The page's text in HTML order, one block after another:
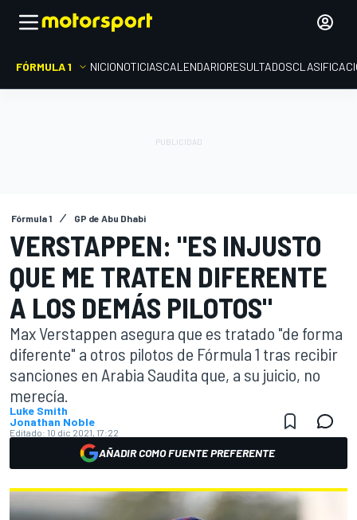
FÓRMULA 1 INICIONOTICIASCALENDARIORESULTADOS
Fórmula 1 GP de Abu Dhabi
VERSTAPPEN: "ES INJUSTO
QUE ME TRATEN DIFERENTE
A LOS DEMÁS PILOTOS"
Max Verstappen asegura que es tratado "de forma
diferente" a otros pilotos de Fórmula 1 tras recibir
sanciones en Arabia Saudita que, a su juicio, no
merecía.
Luke Smith
Jonathan Noble
Editado: 10 dic 2021, 17:22
AÑADIR COMO FUENTE PREFERENTE